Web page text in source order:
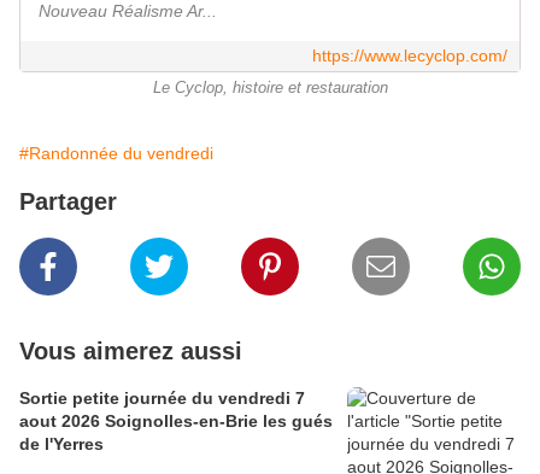
Nouveau Réalisme Ar...
https://www.lecyclop.com/
Le Cyclop, histoire et restauration
#Randonnée du vendredi
Partager
Vous aimerez aussi
Sortie petite journée du vendredi 7
aout 2026 Soignolles-en-Brie les gués
de l'Yerres